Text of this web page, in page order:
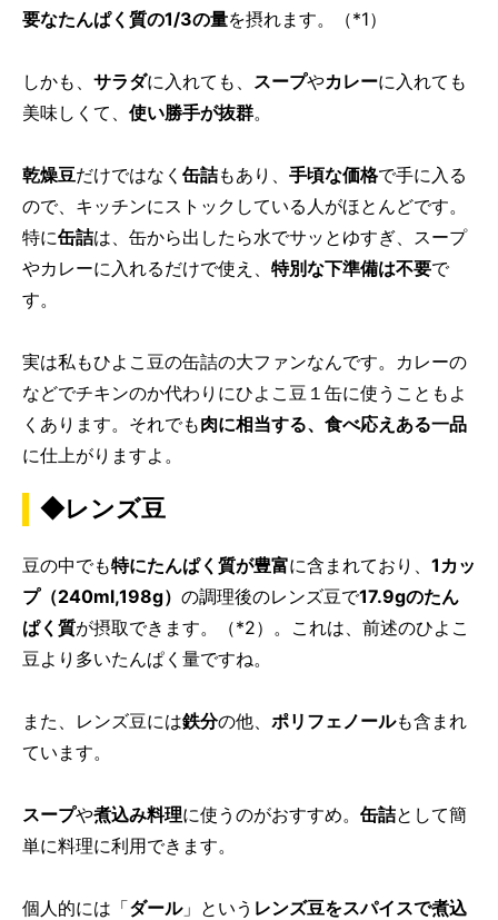
要なたんぱく質の1/3の量を摂れます。（*1）
しかも、 サラダに入れても、 スープやカレーに入れても
美味しくて、 使い勝手が抜群。
乾燥豆だけではなく 缶詰もあり、 手頃な価格で手に入る
ので、キッチンにストックしている人がほとんどです。
特に缶詰は、缶から出したら水でサッとゆすぎ、スープ
やカレーに入れるだけで使え、 特別な下準備は不要で
す。
実は私もひよこ豆の缶詰の大ファンなんです。カレーの
などでチキンのか代わりにひよこ豆１缶に使うこともよ
くあります。それでも肉に相当する、食べ応えある一品
に仕上がりますよ。
◆レンズ豆
豆の中でも特にたんぱく質が豊富に含まれており、 1カッ
プ（240ml,198g） の調理後のレンズ豆で17.9gのたん
ぱく質が摂取できます。（*2）。これは、前述のひよこ
豆より多いたんぱく量ですね。
また、レンズ豆には鉄分の他、 ポリフェノールも含まれ
ています。
スープや煮込み料理に使うのがおすすめ。 缶詰として簡
単に料理に利用できます。
個人的には「ダール」という レンズ豆をスパイスで煮込